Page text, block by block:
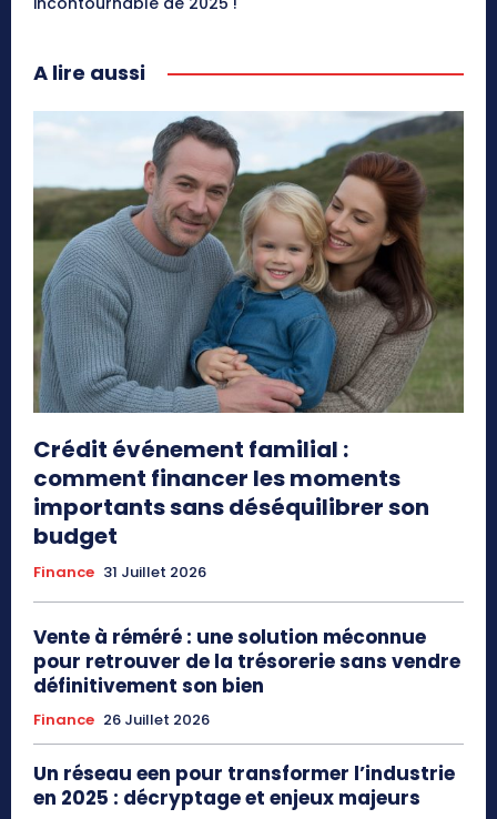
A lire aussi
Crédit événement familial :
comment financer les moments
importants sans déséquilibrer son
budget
Finance 31 Juillet 2026
Vente à réméré : une solution méconnue
pour retrouver de la trésorerie sans vendre
définitivement son bien
Finance 26 Juillet 2026
Un réseau een pour transformer l’industrie
en 2025 : décryptage et enjeux majeurs